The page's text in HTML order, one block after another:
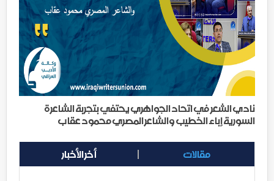
نادي الشعر في اتحاد الجواهري يحتفي بتجربة الشاعرة
السورية إباء الخطيب والشاعر المصري محمود عقاب
مقالات أخر الأخبار